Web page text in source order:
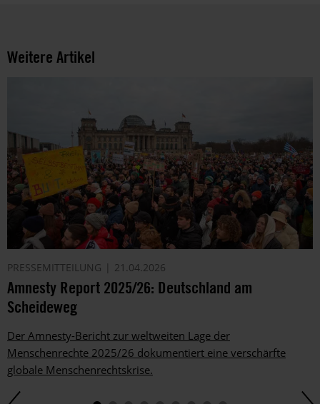
Weitere Artikel
PRESSEMITTEILUNG 21.04.2026
Amnesty Report 2025/26: Deutschland am
Scheideweg
Der Amnesty-Bericht zur weltweiten Lage der
Menschenrechte 2025/26 dokumentiert eine verschärfte
globale Menschenrechtskrise.